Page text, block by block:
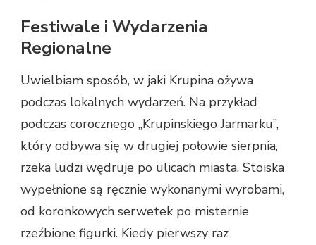
Festiwale i Wydarzenia
Regionalne
Uwielbiam sposób, w jaki Krupina ożywa
podczas lokalnych wydarzeń. Na przykład
podczas corocznego „Krupinskiego Jarmarku”,
który odbywa się w drugiej połowie sierpnia,
rzeka ludzi wędruje po ulicach miasta. Stoiska
wypełnione są ręcznie wykonanymi wyrobami,
od koronkowych serwetek po misternie
rzeźbione figurki. Kiedy pierwszy raz